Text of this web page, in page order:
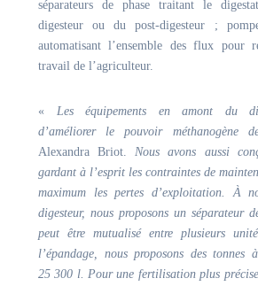
séparateurs de phase traitant le
digesteur ou du post-digesteur ;
automatisant l’ensemble des flux pour
travail de l’agriculteur.
« Les équipements en amont du
d’améliorer le pouvoir méthanogène
Alexandra Briot. Nous avons aussi
gardant à l’esprit les contraintes de
maximum les pertes d’exploitation. À
digesteur, nous proposons un séparateur
peut être mutualisé entre plusieurs
l’épandage, nous proposons des
25 300 l. Pour une fertilisation plus précise